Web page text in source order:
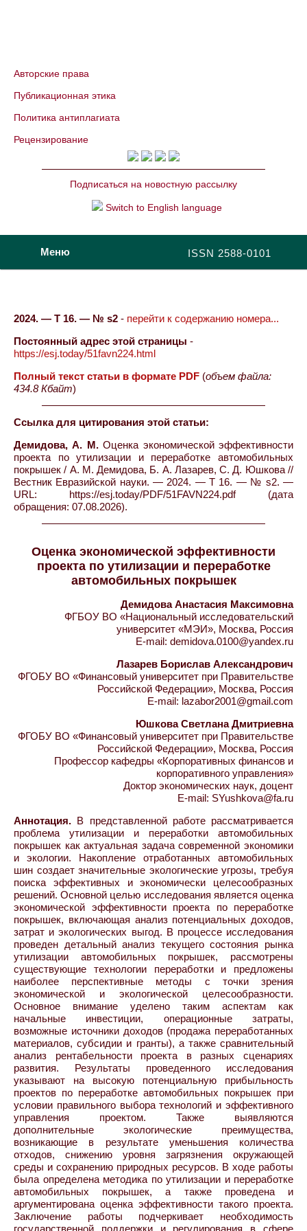
Авторские права
Публикационная этика
Политика антиплагиата
Рецензирование
Подписаться на новостную рассылку
Switch to English language
ISSN 2588-0101
Меню
2024. — Т 16. — № s2 - перейти к содержанию номера...
Постоянный адрес этой страницы -
https://esj.today/51favn224.html
Полный текст статьи в формате PDF (объем файла:
434.8 Кбайт)
Ссылка для цитирования этой статьи:
Демидова, А. М.Оценка экономической эффективности
проекта по утилизации и переработке автомобильных
покрышек / А. М. Демидова, Б. А. Лазарев, С. Д. Юшкова //
Вестник Евразийской науки. — 2024. — Т 16. — № s2. —
URL: https://esj.today/PDF/51FAVN224.pdf (дата
обращения: 07.08.2026).
Оценка экономической эффективности
проекта по утилизации и переработке
автомобильных покрышек
Демидова Анастасия Максимовна
ФГБОУ ВО «Национальный исследовательский
университет «МЭИ», Москва, Россия
E-mail: demidova.0100@yandex.ru
Лазарев Борислав Александрович
ФГОБУ ВО «Финансовый университет при Правительстве
Российской Федерации», Москва, Россия
E-mail: lazabor2001@gmail.com
Юшкова Светлана Дмитриевна
ФГОБУ ВО «Финансовый университет при Правительстве
Российской Федерации», Москва, Россия
Профессор кафедры «Корпоративных финансов и
корпоративного управления»
Доктор экономических наук, доцент
E-mail: SYushkova@fa.ru
Аннотация. В представленной работе рассматривается
проблема утилизации и переработки автомобильных
покрышек как актуальная задача современной экономики
и экологии. Накопление отработанных автомобильных
шин создает значительные экологические угрозы, требуя
поиска эффективных и экономически целесообразных
решений. Основной целью исследования является оценка
экономической эффективности проекта по переработке
покрышек, включающая анализ потенциальных доходов,
затрат и экологических выгод. В процессе исследования
проведен детальный анализ текущего состояния рынка
утилизации автомобильных покрышек, рассмотрены
существующие технологии переработки и предложены
наиболее перспективные методы с точки зрения
экономической и экологической целесообразности.
Основное внимание уделено таким аспектам как
начальные инвестиции, операционные затраты,
возможные источники доходов (продажа переработанных
материалов, субсидии и гранты), а также сравнительный
анализ рентабельности проекта в разных сценариях
развития. Результаты проведенного исследования
указывают на высокую потенциальную прибыльность
проектов по переработке автомобильных покрышек при
условии правильного выбора технологий и эффективного
управления проектом. Также выявляются
дополнительные экологические преимущества,
возникающие в результате уменьшения количества
отходов, снижению уровня загрязнения окружающей
среды и сохранению природных ресурсов. В ходе работы
была определена методика по утилизации и переработке
автомобильных покрышек, а также проведена и
аргументирована оценка эффективности такого проекта.
Заключение работы подчеркивает необходимость
государственной поддержки и регулирования в сфере